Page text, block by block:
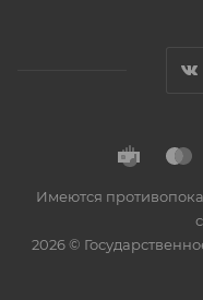
Имеются
2026 ©